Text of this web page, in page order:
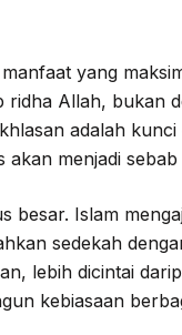
yang
Allah, bukan
adalah
akan menjadi
besar. Islam
sedekah
lebih dicintai
kebiasaan